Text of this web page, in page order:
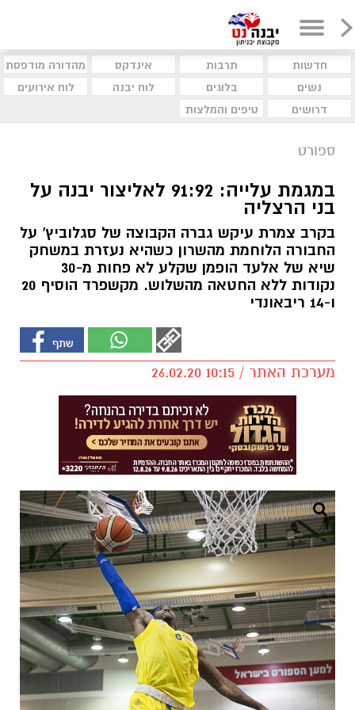
חדשות תרבות אינדקס
מהדורה מודפסת
נשים
בלוגים לוח יבנה
לוח אירועים
דרושים
טיפים והמלצות
ספורט
במגמת עלייה: 91:92 לאליצור יבנה על
בני הרצליה
בקרב צמרת עיקש גברה הקבוצה של סגלוביץ' על
החבורה הלוחמת מהשרון כשהיא נעזרת במשחק
שיא של אלעד הופמן שקלע לא פחות מ-30
נקודות ללא החטאה מהשלוש. מקשפרד הוסיף 20
ו-14 ריבאונדי
מערכת האתר / 10:15 26.02.20